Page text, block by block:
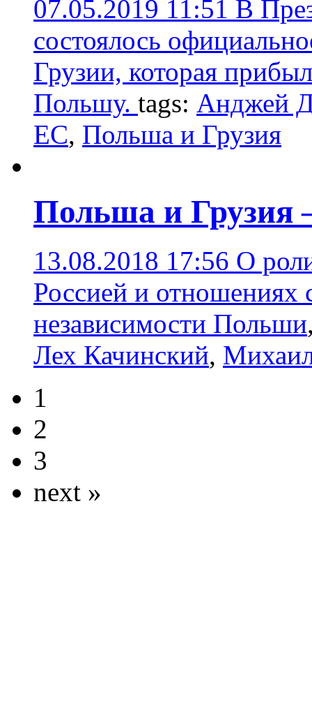
07.05.2019 11:51 В
состоялось
Грузии, которая
Польшу. tags: Анджей
ЕС, Польша и Грузия
Польша и Грузия
13.08.2018 17:56 О
Россией и отношениях
независимости Польши
Лех Качинский,
1
2
3
next »